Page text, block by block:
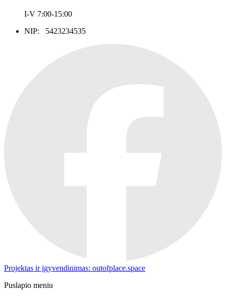
I-V 7:00-15:00
NIP: 5423234535
Projektas ir įgyvendinimas: outofplace.space
Puslapio meniu